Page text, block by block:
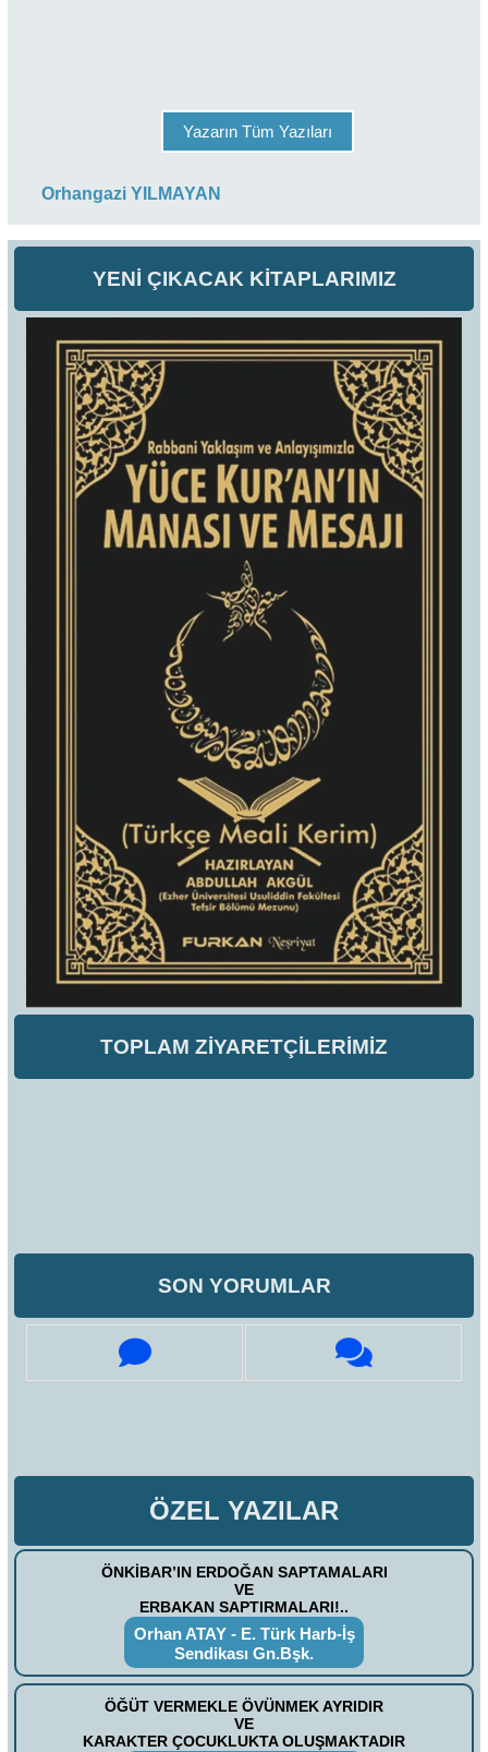
YENİ ÇIKACAK KİTAPLARIMIZ
TOPLAM ZİYARETÇİLERİMİZ
SON YORUMLAR
ÖZEL YAZILAR
ÖNKİBAR’IN ERDOĞAN SAPTAMALARI
VE
ERBAKAN SAPTIRMALARI!..
Orhan ATAY - E. Türk Harb-İş
Sendikası Gn.Bşk.
ÖĞÜT VERMEKLE ÖVÜNMEK AYRIDIR
VE
KARAKTER ÇOCUKLUKTA OLUŞMAKTADIR
Yazarın Tüm Yazıları
Orhangazi YILMAYAN